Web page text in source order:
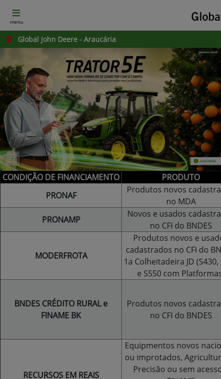
menu
Global John Deere - Araucária
CONDIÇÃO DE FINANCIAMENTO
PRODUTO
PRONAF
Produtos novos
no MDA
PRONAMP
Novos e usados
no CFI do BNDES
MODERFROTA
Produtos novos e
cadastrados no CFI do
1a Colheitadeira JD (S430,
e S550 com
BNDES CRÉDITO RURAL e
FINAME BK
Produtos novos
no CFI do BNDES
RECURSOS EM REAIS
Equipmentos novos
ou improtados,
Precisão ou sem